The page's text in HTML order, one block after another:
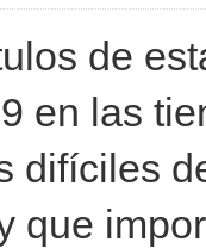
de
en las
difíciles
que